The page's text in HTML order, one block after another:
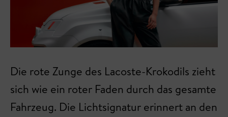
Die rote Zunge des Lacoste-Krokodils zieht
sich wie ein roter Faden durch das gesamte
Fahrzeug. Die Lichtsignatur erinnert an den